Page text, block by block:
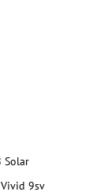
Solar
9sv